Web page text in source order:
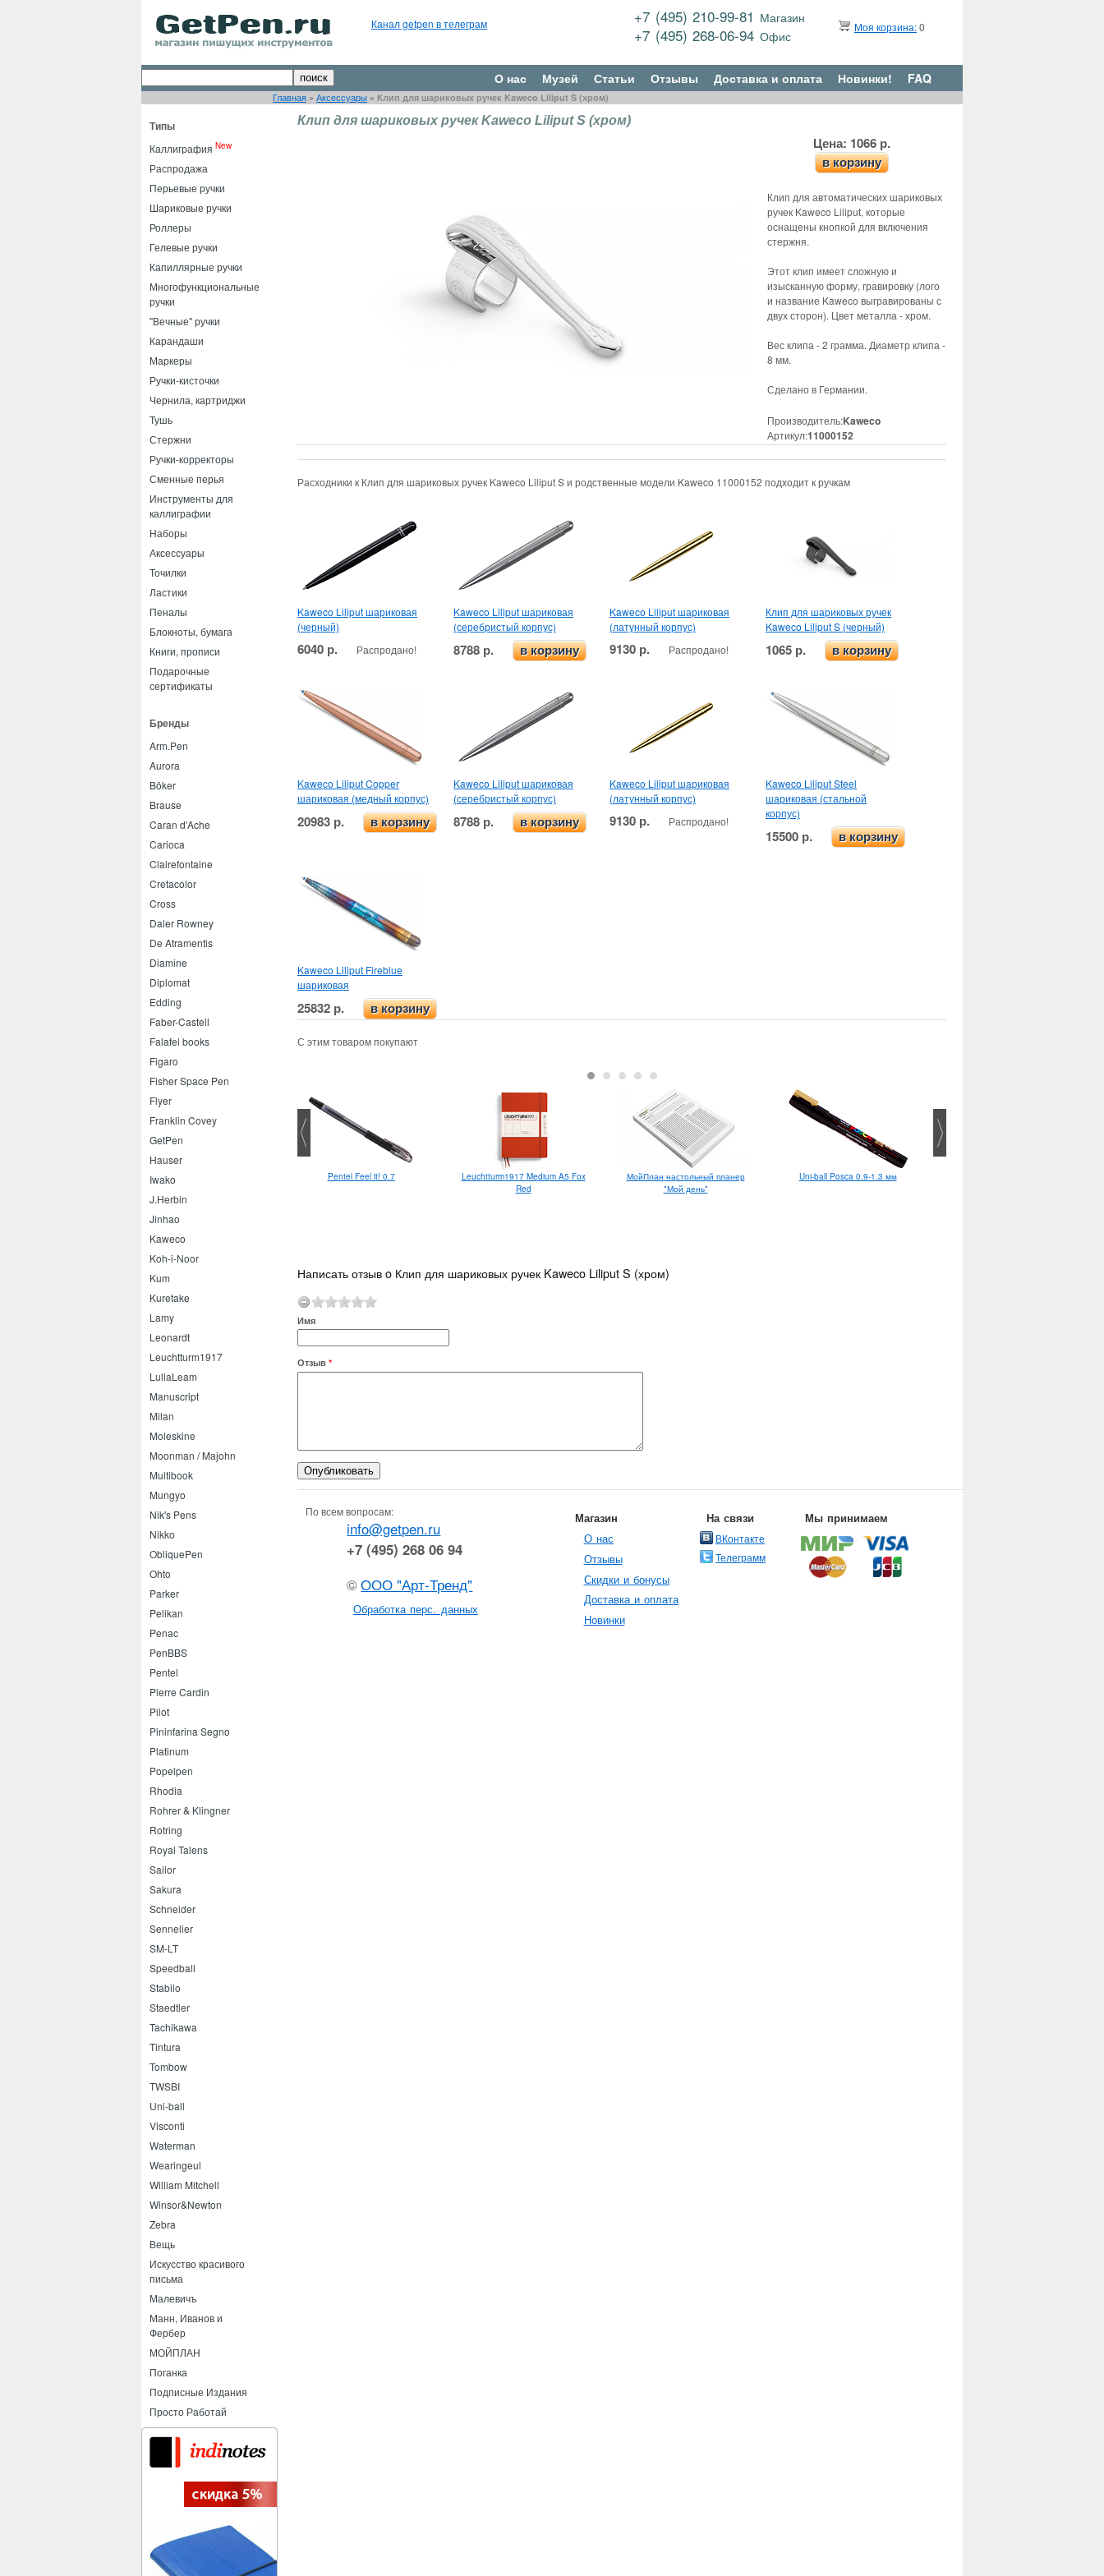
Канал getpen в телеграм +7 (495) 210-99-81 Магазин
+7 (495) 268-06-94Офис
Моя корзина:0
О нас Музей Статьи Отзывы Доставка и оплата Новинки! FAQ
Главная » Аксессуары » Клип для шариковых ручек Kaweco Liliput S (хром)
Типы
Каллиграфия New
Распродажа
Перьевые ручки
Шариковые ручки
Роллеры
Гелевые ручки
Капиллярные ручки
Многофункциональные
ручки
"Вечные" ручки
Карандаши
Маркеры
Ручки-кисточки
Чернила, картриджи
Тушь
Стержни
Ручки-корректоры
Сменные перья
Инструменты для
каллиграфии
Наборы
Аксессуары
Точилки
Ластики
Пеналы
Блокноты, бумага
Книги, прописи
Подарочные
сертификаты
Бренды
Arm.Pen
Aurora
Böker
Brause
Caran d’Ache
Carioca
Clairefontaine
Cretacolor
Cross
Daler Rowney
De Atramentis
Diamine
Diplomat
Edding
Faber-Castell
Falafel books
Figaro
Fisher Space Pen
Flyer
Franklin Covey
GetPen
Hauser
Iwako
J.Herbin
Jinhao
Kaweco
Koh-i-Noor
Kum
Kuretake
Lamy
Leonardt
Leuchtturm1917
LullaLeam
Manuscript
Milan
Moleskine
Moonman / Majohn
Multibook
Mungyo
Nik's Pens
Nikko
ObliquePen
Ohto
Parker
Pelikan
Penac
PenBBS
Pentel
Pierre Cardin
Pilot
Pininfarina Segno
Platinum
Popelpen
Rhodia
Rohrer & Klingner
Rotring
Royal Talens
Sailor
Sakura
Schneider
Sennelier
SM-LT
Speedball
Stabilo
Staedtler
Tachikawa
Tintura
Tombow
TWSBI
Uni-ball
Visconti
Waterman
Wearingeul
William Mitchell
Winsor&Newton
Zebra
Вещь
Искусство красивого
письма
Малевичъ
Манн, Иванов и
Фербер
МОЙПЛАН
Поганка
Подписные Издания
Просто Работай
Клип для шариковых ручек Kaweco Liliput S (хром)
Цена: 1066 р.
в корзину
Клип для автоматических шариковых
ручек Kaweco Liliput, которые
оснащены кнопкой для включения
стержня.
Этот клип имеет сложную и
изысканную форму, гравировку (лого
и название Kaweco выгравированы с
двух сторон). Цвет металла - хром.
Вес клипа - 2 грамма. Диаметр клипа -
8 мм.
Сделано в Германии.
Производитель:Kaweco
Артикул:11000152
Расходники к Клип для шариковых ручек Kaweco Liliput S и родственные модели
Kaweco Liliput шариковая
(черный)
6040 р. Распродано!
Kaweco Liliput шариковая
(серебристый корпус)
8788 р. в корзину
Kaweco Liliput шариковая
(латунный корпус)
9130 р. Распродано!
Клип для шариковых ручек
Kaweco Liliput S (черный)
1065 р. в корзину
Kaweco 11000152 подходит к ручкам
Kaweco Liliput Copper
шариковая (медный корпус)
20983 р. в корзину
Kaweco Liliput шариковая
(серебристый корпус)
8788 р. в корзину
Kaweco Liliput шариковая
(латунный корпус)
9130 р. Распродано!
Kaweco Liliput Steel
шариковая (стальной
корпус)
15500 р. в корзину
Kaweco Liliput Fireblue
шариковая
25832 р. в корзину
С этим товаром покупают
Sakura Stardust Pentel Feel it! 0.7
Leuchtturm1917 Medium A5 Fox
Red
МойПлан настольный планер
"Мой день"
Uni-ball Posca 0.9-1.3 мм
Написать отзыв o Клип для шариковых ручек Kaweco Liliput S (хром)
Имя
Отзыв *
По всем вопросам:
info@getpen.ru
+7 (495) 268 06 94
©ООО "Арт-Тренд"
Обработка перс. данных
Магазин
О нас
Отзывы
Скидки и бонусы
Доставка и оплата
Новинки
На связи
ВКонтакте
Телеграмм
Мы принимаем